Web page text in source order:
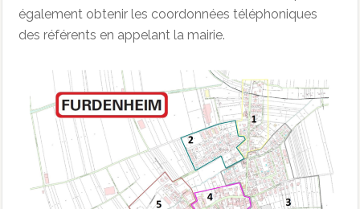
également obtenir les coordonnées téléphoniques
des référents en appelant la mairie.